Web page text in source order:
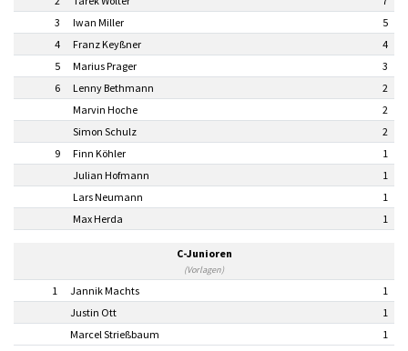
3
Iwan Miller
5
4
Franz Keyßner
4
5
Marius Prager
3
6
Lenny Bethmann
2
Marvin Hoche
2
Simon Schulz
2
9
Finn Köhler
1
Julian Hofmann
1
Lars Neumann
1
Max Herda
1
C-Junioren
(Vorlagen)
1 Jannik Machts
1
Justin Ott
1
Marcel Strießbaum
1